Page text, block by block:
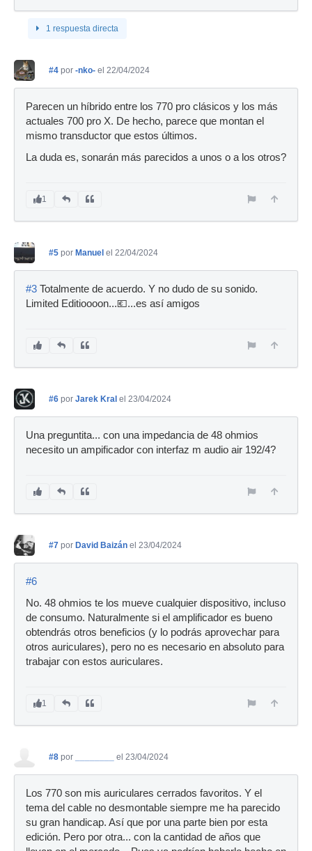
1 respuesta directa
#4 por -nko- el 22/04/2024
Parecen un híbrido entre los 770 pro clásicos y los más
actuales 700 pro X. De hecho, parece que montan el
mismo transductor que estos últimos.
La duda es, sonarán más parecidos a unos o a los otros?
1
#5 por Manuel el 22/04/2024
#3 Totalmente de acuerdo. Y no dudo de su sonido.
Limited Editioooon...💶...es así amigos
#6 por Jarek Kral el 23/04/2024
Una preguntita... con una impedancia de 48 ohmios
necesito un ampificador con interfaz m audio air 192/4?
#7 por David Baizán el 23/04/2024
#6
No. 48 ohmios te los mueve cualquier dispositivo, incluso
de consumo. Naturalmente si el amplificador es bueno
obtendrás otros beneficios (y lo podrás aprovechar para
otros auriculares), pero no es necesario en absoluto para
trabajar con estos auriculares.
1
#8 por el 23/04/2024
Los 770 son mis auriculares cerrados favoritos. Y el
tema del cable no desmontable siempre me ha parecido
su gran handicap. Así que por una parte bien por esta
edición. Pero por otra... con la cantidad de años que